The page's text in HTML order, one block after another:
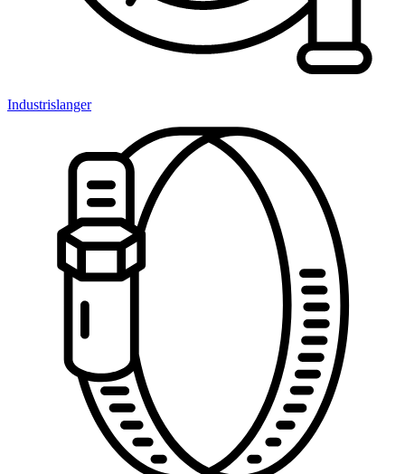
Industrislanger